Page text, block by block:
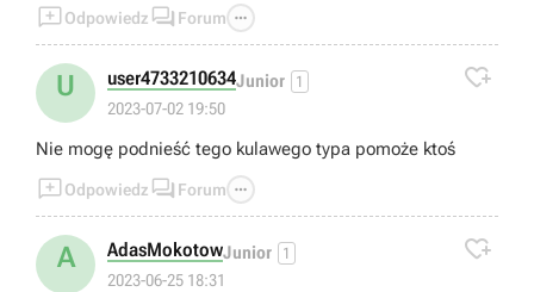
Odpowiedz  Forum 
U user4733210634Junior 1
2023-07-02 19:50

Nie mogę podnieść tego kulawego typa pomoże ktoś
Odpowiedz  Forum 
A AdasMokotowJunior 1
2023-06-25 18:31
